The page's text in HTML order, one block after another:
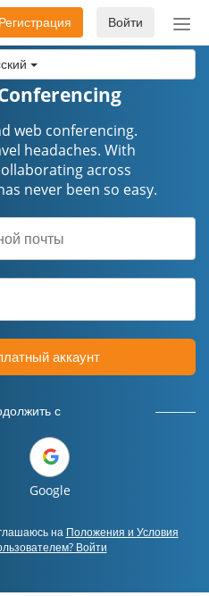
Войти
Регистрация
web conferencing.
headaches. ​​​​​​​With
across
never been so easy.
аккаунт
с
Google
на Положения и Условия
Войти